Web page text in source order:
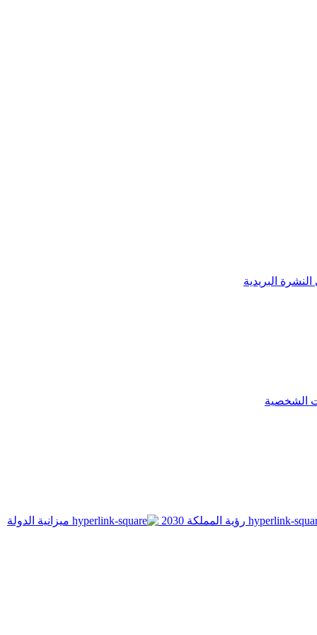
البريدية
الشخصية
رؤية المملكة 2030 ميزانية الدولة